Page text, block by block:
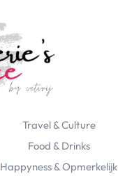
Travel & Culture
Food & Drinks
Happyness & Opmerkelijk